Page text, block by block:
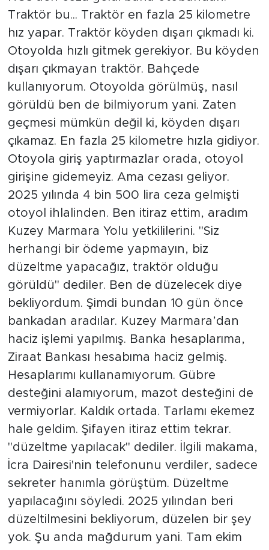
Traktör bu... Traktör en fazla 25 kilometre
hız yapar. Traktör köyden dışarı çıkmadı ki.
Otoyolda hızlı gitmek gerekiyor. Bu köyden
dışarı çıkmayan traktör. Bahçede
kullanıyorum. Otoyolda görülmüş, nasıl
görüldü ben de bilmiyorum yani. Zaten
geçmesi mümkün değil ki, köyden dışarı
çıkamaz. En fazla 25 kilometre hızla gidiyor.
Otoyola giriş yaptırmazlar orada, otoyol
girişine gidemeyiz. Ama cezası geliyor.
2025 yılında 4 bin 500 lira ceza gelmişti
otoyol ihlalinden. Ben itiraz ettim, aradım
Kuzey Marmara Yolu yetkililerini. "Siz
herhangi bir ödeme yapmayın, biz
düzeltme yapacağız, traktör olduğu
görüldü" dediler. Ben de düzelecek diye
bekliyordum. Şimdi bundan 10 gün önce
bankadan aradılar. Kuzey Marmara’dan
haciz işlemi yapılmış. Banka hesaplarıma,
Ziraat Bankası hesabıma haciz gelmiş.
Hesaplarımı kullanamıyorum. Gübre
desteğini alamıyorum, mazot desteğini de
vermiyorlar. Kaldık ortada. Tarlamı ekemez
hale geldim. Şifayen itiraz ettim tekrar.
"düzeltme yapılacak" dediler. İlgili makama,
İcra Dairesi'nin telefonunu verdiler, sadece
sekreter hanımla görüştüm. Düzeltme
yapılacağını söyledi. 2025 yılından beri
düzeltilmesini bekliyorum, düzelen bir şey
yok. Şu anda mağdurum yani. Tam ekim